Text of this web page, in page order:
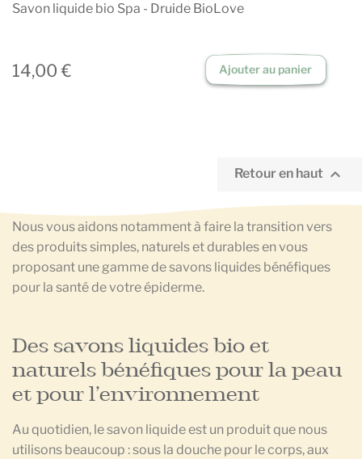
Savon liquide bio Spa - Druide BioLove
14,00 € Ajouter au panier
Retour en haut 
Nous vous aidons notamment à faire la transition vers
des produits simples, naturels et durables en vous
proposant une gamme de savons liquides bénéfiques
pour la santé de votre épiderme.
Des savons liquides bio et
naturels bénéfiques pour la peau
et pour l’environnement
Au quotidien, le savon liquide est un produit que nous
utilisons beaucoup : sous la douche pour le corps, aux